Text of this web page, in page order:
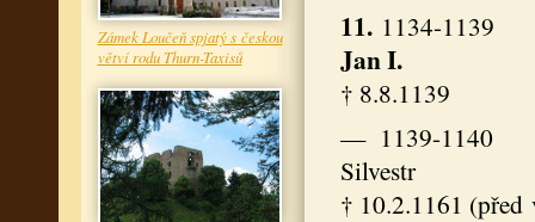
Zámek Loučeň spjatý s českou
větví rodu Thurn-Taxisů
11.1134-1139
Jan I.
† 8.8.1139
— 1139-1140
Silvestr
† 10.2.1161